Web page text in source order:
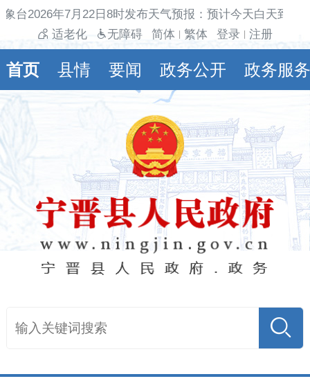
台2026年7月22日8时发布天气预报：预计今天白天到
适老化
无障碍 简体 繁体 登录 注册
首页 县情 要闻 政务公开 政务服务